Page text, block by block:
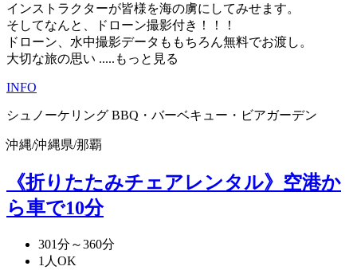
インストラクターが皆様を海の虜にしてみせます。
そしてなんと、ドローン撮影付き！！！
ドローン、水中撮影データももちろん無料でお渡し。
大切な旅の思い .....もっと見る
INFO
シュノーケリング BBQ・バーベキュー・ビアガーデン
沖縄/沖縄県/那覇
《折りたたみチェアレンタル》空港か
ら車で10分
301分～360分
1人OK